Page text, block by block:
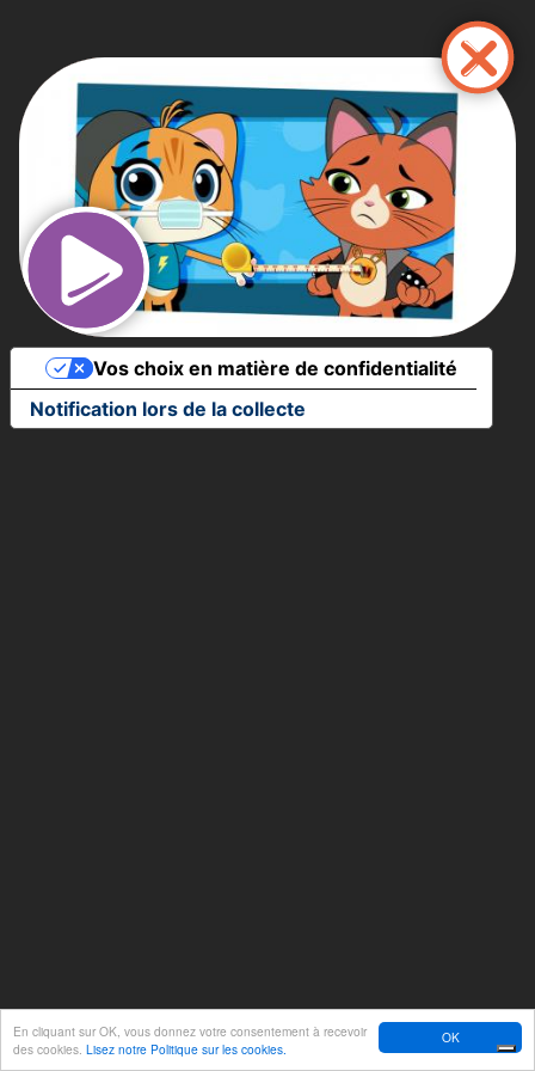
OK
En cliquant sur OK, vous donnez votre consentement à recevoir
des cookies. Lisez notre Politique sur les cookies.
principal
Notification lors de la collecte
Vos choix en matière de confidentialité